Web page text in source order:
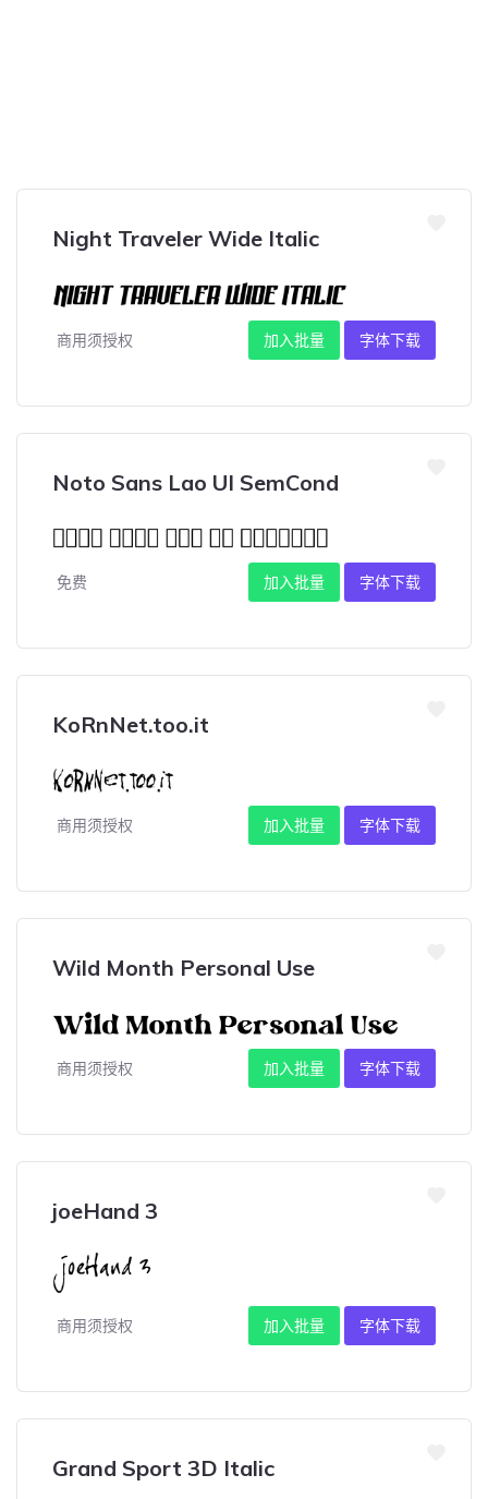
Night Traveler Wide Italic
商用须授权 加入批量 字体下载
Noto Sans Lao UI SemCond
免费 加入批量 字体下载
KoRnNet.too.it
商用须授权 加入批量 字体下载
Wild Month Personal Use
商用须授权 加入批量 字体下载
joeHand 3
商用须授权 加入批量 字体下载
Grand Sport 3D Italic